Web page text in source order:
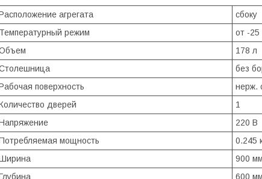
агрегата
сбоку
режим
от -
178 л
без
поверхность
нерж.
дверей
1
220 В
мощность
0.245
900 мм
600 мм